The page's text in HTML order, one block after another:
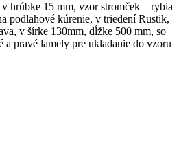
hrúbke 15 mm, vzor stromček – rybia
podlahové kúrenie, v triedení Rustik,
v šírke 130mm, dĺžke 500 mm, so
pravé lamely pre ukladanie do vzoru